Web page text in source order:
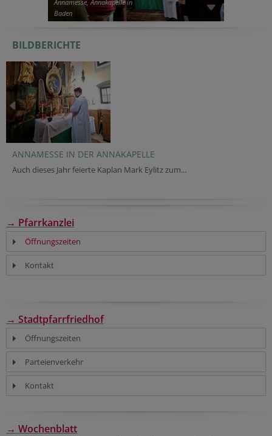
Annamesse, Annakapelle in
Baden
BILDBERICHTE
ANNAMESSE IN DER ANNAKAPELLE
Auch dieses Jahr feierte Kaplan Mark Eylitz zum...
→ Pfarrkanzlei
Öffnungszeiten
Kontakt
→ Stadtpfarrfriedhof
Öffnungszeiten
Parteienverkehr
Kontakt
→ Wochenblatt